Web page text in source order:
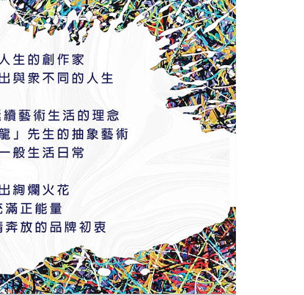
２．關於個人資料處理事宜，請瀏覽以下網址：
https://aftee.tw/terms/#terms3
３．未成年的使用者請事先徵得法定代理人或監護人之同意方可使用
「AFTEE先享後付」，若未經同意申辦者引起之損失，本公司不負相關責
４．使用「AFTEE先享後付」時，將依據個別帳號之用戶狀況，依本公司
即時審查核予不同之上限額度；若仍有額度不足之情形，本公司將視審查
結果請求用戶進行身份認證。
５．嚴禁一人註冊多個帳號或使用他人資訊註冊。若發現惡意使用之情
形，恩沛科技股份有限公司將有權停止該用戶之使用額度並採取法律行
動。